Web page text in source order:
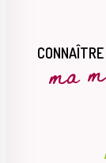
ma